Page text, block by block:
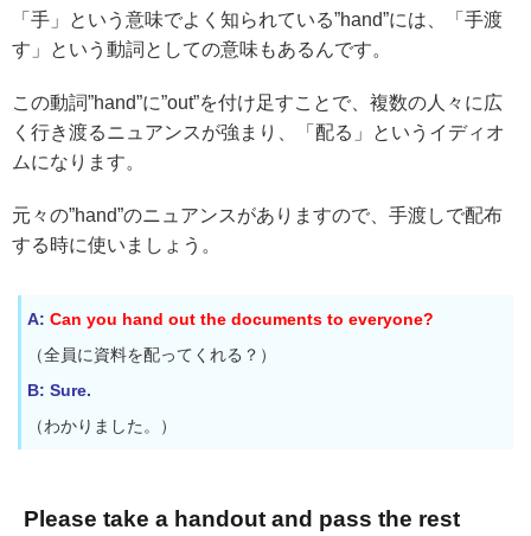
「手」という意味でよく知られている”hand”には、「手渡
す」という動詞としての意味もあるんです。
この動詞”hand”に”out”を付け足すことで、複数の人々に広
く行き渡るニュアンスが強まり、「配る」というイディオ
ムになります。
元々の”hand”のニュアンスがありますので、手渡しで配布
する時に使いましょう。
A: Can you hand out the documents to everyone?
（全員に資料を配ってくれる？）
B: Sure.
（わかりました。）
Please take a handout and pass the rest